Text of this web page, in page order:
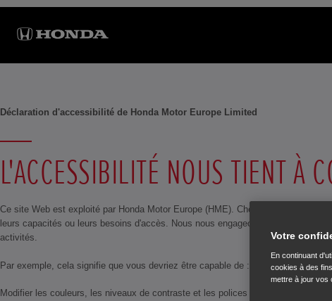
Déclaration d'accessibilité de Honda Motor Europe Limited
L'ACCESSIBILITÉ NOUS TIENT À
Ce site Web est exploité par Honda Motor Europe (HME). Chez HME, nous
leurs capacités ou leurs besoins d'accès. Nous nous engageons également à
activités.
Par exemple, cela signifie que vous devriez être capable de :
Modifier les couleurs, les niveaux de contraste et les polices à l'aide des
Votre
En continuant
cookies à des
mettre à jour vos